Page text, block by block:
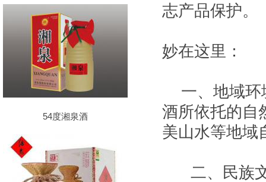
54度湘泉酒
志产品保护。
妙在这里：
一、地域环
酒所依托的自
美山水等地域
二、民族文